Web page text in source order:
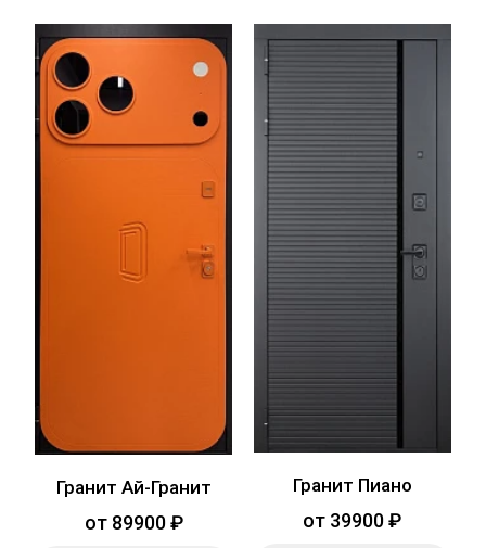
Гранит Ай-Гранит
от 89900 ₽
Гранит Пиано
от 39900 ₽